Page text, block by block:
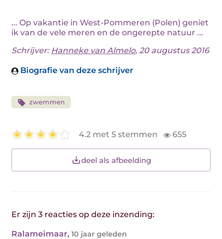
... Op vakantie in West-Pommeren (Polen) geniet
ik van de vele meren en de ongerepte natuur ...
Schrijver: Hanneke van Almelo, 20 augustus 2016
Biografie van deze schrijver
zwemmen
4.2 met 5 stemmen 655
deel als afbeelding
Er zijn 3 reacties op deze inzending:
Ralameimaar, 10 jaar geleden